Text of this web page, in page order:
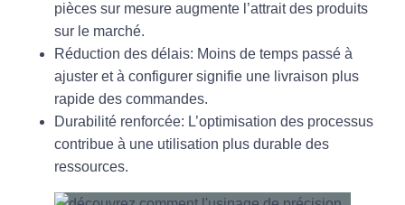
pièces sur mesure augmente l’attrait des produits
sur le marché.
Réduction des délais: Moins de temps passé à
ajuster et à configurer signifie une livraison plus
rapide des commandes.
Durabilité renforcée: L’optimisation des processus
contribue à une utilisation plus durable des
ressources.